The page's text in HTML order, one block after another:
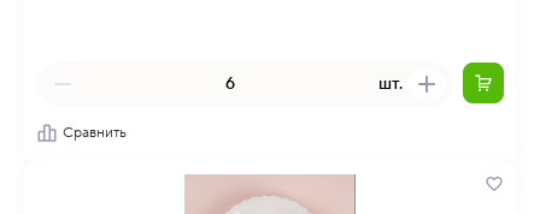
шт.
Сравнить